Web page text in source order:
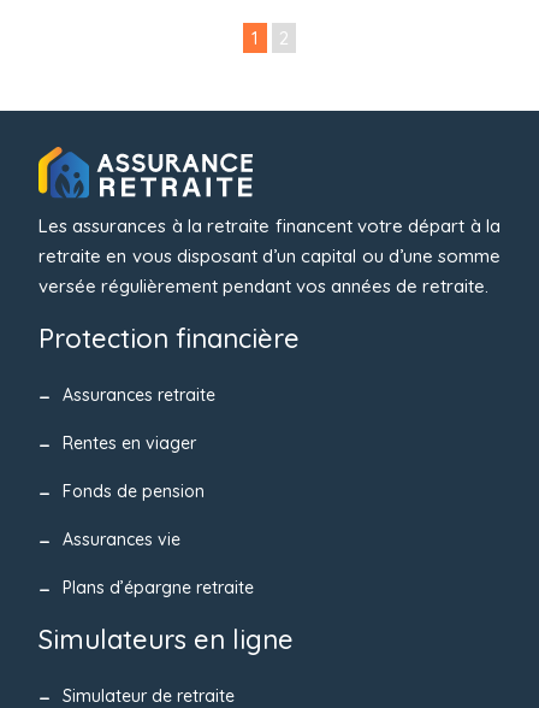
1 2
Les assurances à la retraite financent votre départ à la
retraite en vous disposant d’un capital ou d’une somme
versée régulièrement pendant vos années de retraite.
Protection financière
Assurances retraite
Rentes en viager
Fonds de pension
Assurances vie
Plans d’épargne retraite
Simulateurs en ligne
Simulateur de retraite